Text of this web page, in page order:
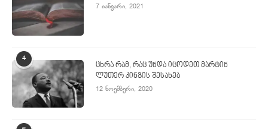
7 იანვარი, 2021
4
ცხრა რამ, რაც უნდა იცოდეთ მარტინ
ლუთერ კინგის შესახებ
12 ნოემბერი, 2020